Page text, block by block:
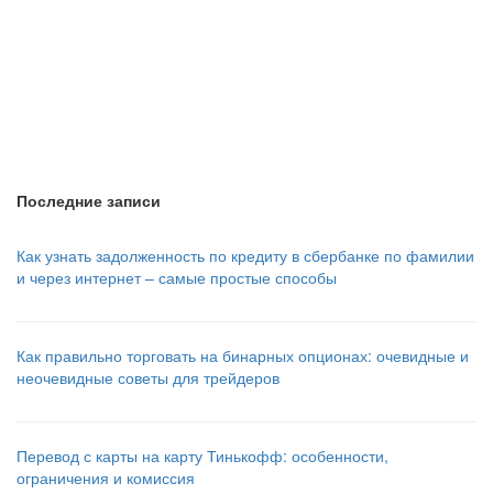
Последние записи
Как узнать задолженность по кредиту в сбербанке по фамилии
и через интернет – самые простые способы
Как правильно торговать на бинарных опционах: очевидные и
неочевидные советы для трейдеров
Перевод с карты на карту Тинькофф: особенности,
ограничения и комиссия